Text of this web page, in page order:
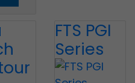
FTS PGI
Series